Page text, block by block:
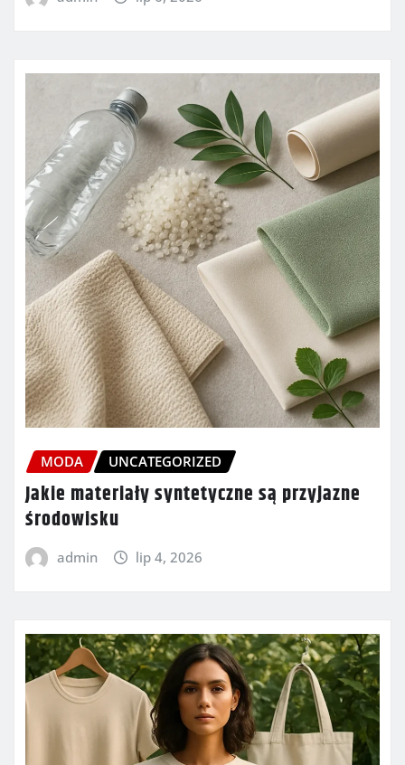
MODA UNCATEGORIZED
Jakie materiały syntetyczne są przyjazne
środowisku
admin lip 4, 2026